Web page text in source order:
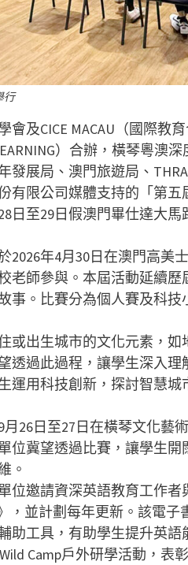
行
會及CICE MACAU（國際教
LEARNING）合辦，橫琴粵
發展局、澳門旅遊局、
限公司媒體支持的「第五
日至29日假澳門畢仕達大
2026年4月30日在澳門高美
老師參與。本屆活動延續
事。比賽分為個人賽及科
或出生城市的文化元素，
透過此過程，讓學生深入
運用科技創新，探討智慧
26日至27日在橫琴文化藝
位冀望透過比賽，讓學生開
。
位邀請資深英語教育工作者
，並計劃每年更新。該電
助工具，有助學生提升英語
Camp戶外研學活動，表